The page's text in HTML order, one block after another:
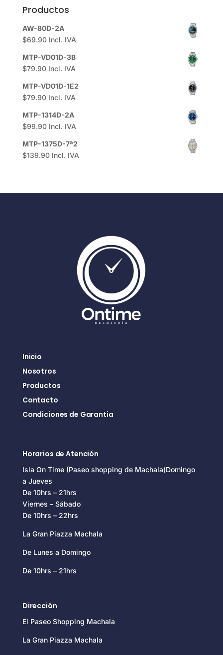
Productos
AW-80D-2A
$69.90 Incl. IVA
MTP-VD01D-3B
$79.90 Incl. IVA
MTP-VD01D-1E2
$79.90 Incl. IVA
MTP-1314D-2A
$99.90 Incl. IVA
MTP-1375D-7ª2
$139.90 Incl. IVA
Inicio
Nosotros
Productos
Contacto
Condiciones de Garantia
Horarios de Atención
Isla On Time (Paseo shopping de Machala)Domingo
a Jueves
De 10hrs – 21hrs
Viernes – Sábado
De 10hrs – 22hrs
La Gran Piazza Machala
De Lunes a Domingo
De 10hrs – 21hrs
Dirección
El Paseo Shopping Machala
La Gran Piazza Machala